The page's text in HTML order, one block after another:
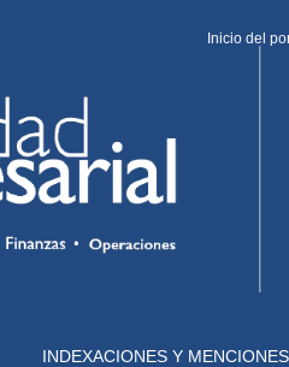
INDEXACIONES Y MENCIONES
Inicio del